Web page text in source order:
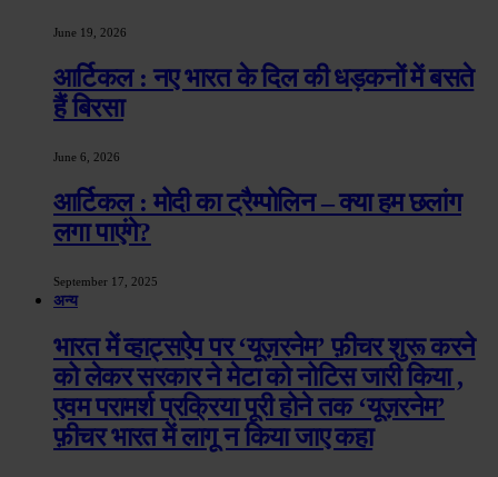
June 19, 2026
आर्टिकल : नए भारत के दिल की धड़कनों में बसते
हैं बिरसा
June 6, 2026
आर्टिकल : मोदी का ट्रैम्पोलिन – क्या हम छलांग
लगा पाएंगे?
September 17, 2025
अन्य
भारत में व्हाट्सऐप पर ‘यूज़रनेम’ फ़ीचर शुरू करने
को लेकर सरकार ने मेटा को नोटिस जारी किया ,
एवम परामर्श प्रक्रिया पूरी होने तक ‘यूज़रनेम’
फ़ीचर भारत में लागू न किया जाए कहा